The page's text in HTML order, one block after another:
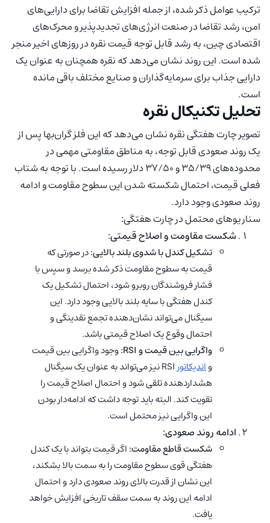
ترکیب عوامل ذکر شده، از جمله افزایش تقاضا برای دارایی‌های
امن، رشد تقاضا در صنعت انرژی‌های تجدیدپذیر و محرک‌های
اقتصادی چین، به رشد قابل توجه قیمت نقره در روزهای اخیر منجر
شده است. این روند نشان می‌دهد که نقره همچنان به عنوان یک
دارایی جذاب برای سرمایه‌گذاران و صنایع مختلف باقی مانده
است.
تحلیل تکنیکال نقره
تصویر چارت هفتگی نقره نشان می‌دهد که این فلز گران‌بها پس از
یک روند صعودی قابل توجه، به مناطق مقاومتی مهمی در
محدوده‌های ۳۵/۳۹ و ۳۷/۵۰ دلار رسیده است. با توجه به شتاب
فعلی قیمت، احتمال شکسته شدن این سطوح مقاومت و ادامه
روند صعودی وجود دارد.
سناریوهای محتمل در چارت هفتگی:
شکست مقاومت و اصلاح قیمتی:
تشکیل کندل با شدوی بلند بالایی:در صورتی که
قیمت به سطوح مقاومت ذکر شده برسد و سپس با
فشار فروشندگان روبرو شود، احتمال تشکیل یک
کندل هفتگی با سایه بلند بالایی وجود دارد. این
سیگنال می‌تواند نشان‌دهنده تجمع نقدینگی و
احتمال وقوع یک اصلاح قیمتی باشد.
واگرایی بین قیمت و RSI:
وجود واگرایی بین قیمت
واندیکاتور
RSI نیز می‌تواند به عنوان یک سیگنال
هشداردهنده تلقی شود و احتمال اصلاح قیمت را
تقویت کند. البته باید توجه داشت که ادامه‌دار بودن
این واگرایی نیز محتمل است.
ادامه روند صعودی:
شکست قاطع مقاومت:اگر قیمت بتواند با یک کندل
هفتگی قوی سطوح مقاومت را به سمت بالا بشکند،
این نشان از قدرت بالای روند صعودی دارد و احتمال
ادامه این روند به سمت سقف تاریخی افزایش خواهد
یافت.